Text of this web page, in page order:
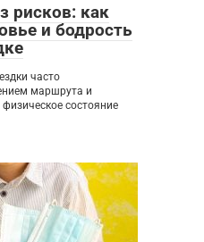
рисков: как
и бодрость
часто
маршрута и
состояние